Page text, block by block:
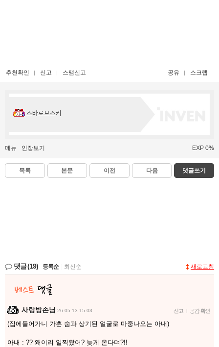
추천확인 신고 스팸신고 공유 스크랩
스바로브스키
메뉴 인장보기 EXP 0%
목록 본문 이전 다음 댓글쓰기
댓글(19) 등록순 최신순 새로고침
사랑방손님 26-05-13 15:03 신고 공감 확인
(집에들어가니 가뿐 숨과 상기된 얼굴로 마중나오는 아내)
아내 : ?? 왜이리 일찍왔어? 늦게 온다며?!!